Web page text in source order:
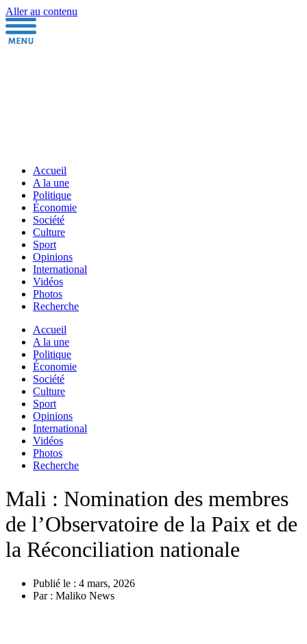
Aller au contenu
Accueil
A la une
Politique
Économie
Société
Culture
Sport
Opinions
International
Vidéos
Photos
Recherche
Accueil
A la une
Politique
Économie
Société
Culture
Sport
Opinions
International
Vidéos
Photos
Recherche
Mali : Nomination des membres
de l’Observatoire de la Paix et de
la Réconciliation nationale
Publié le : 4 mars, 2026
Par : Maliko News